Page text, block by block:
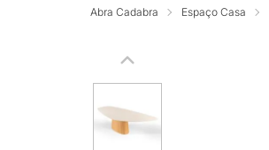
Abra Cadabra Espaço Casa